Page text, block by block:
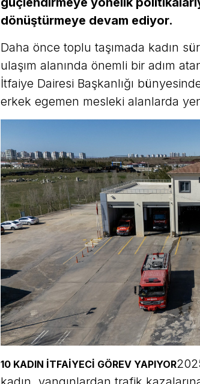
dönüştürmeye devam ediyor.
Daha önce toplu taşımada kadın
ulaşım alanında önemli bir adım
İtfaiye Dairesi Başkanlığı
erkek egemen mesleki alanlarda
10 KADIN İTFAİYECİ GÖREV YAPIYOR